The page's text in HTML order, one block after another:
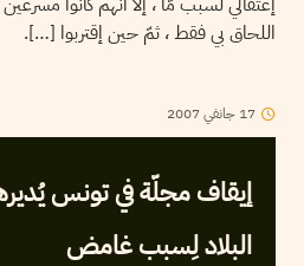
اللحاق بي فقط ، ثمّ حين إقتربوا […].
17 جانفي2007
إيقاف مجلّة في تونس
البلاد لِسبب غامض